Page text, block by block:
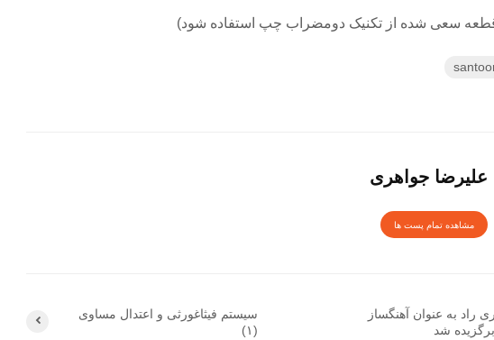
قطعه سعی شده از تکنیک دومضراب چپ استفاده شود)
علیرضا جواهری
مشاهده تمام پست ها
سیستم فیثاغورثی و اعتدال مساوی
(۱)
راد به عنوان آهنگساز
شد